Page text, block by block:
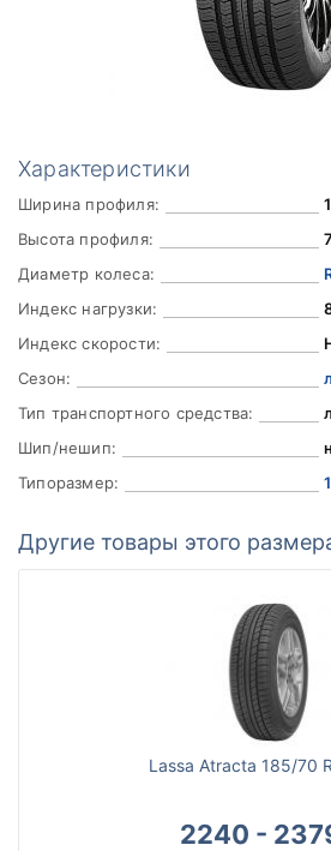
Характеристики
Ширина профиля:
Высота профиля:
Диаметр колеса:
Индекс нагрузки:
Индекс скорости:
Сезон:
Тип транспортного средства:
Шип/нешип:
Типоразмер:
Другие товары этого
Lassa Atracta 185/70
2240 -